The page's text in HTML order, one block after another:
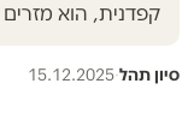
קפדנית, הוא מזרים
סיון תהל·
15.12.2025